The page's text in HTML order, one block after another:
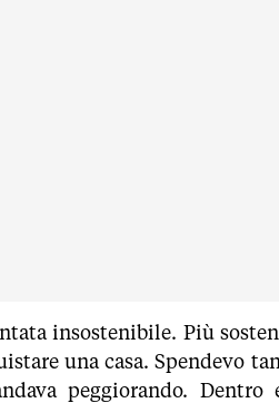
insostenibile. Più
una casa. Spendevo
peggiorando.